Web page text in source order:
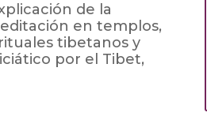
de la
en templos,
tibetanos y
por el Tibet,